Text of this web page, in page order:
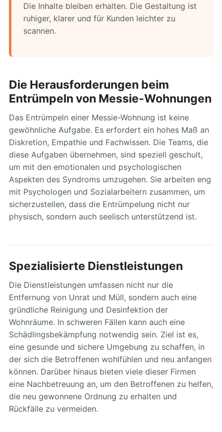
Die Inhalte bleiben erhalten. Die Gestaltung ist
ruhiger, klarer und für Kunden leichter zu
scannen.
Die Herausforderungen beim
Entrümpeln von Messie-Wohnungen
Das Entrümpeln einer Messie-Wohnung ist keine
gewöhnliche Aufgabe. Es erfordert ein hohes Maß an
Diskretion, Empathie und Fachwissen. Die Teams, die
diese Aufgaben übernehmen, sind speziell geschult,
um mit den emotionalen und psychologischen
Aspekten des Syndroms umzugehen. Sie arbeiten eng
mit Psychologen und Sozialarbeitern zusammen, um
sicherzustellen, dass die Entrümpelung nicht nur
physisch, sondern auch seelisch unterstützend ist.
Spezialisierte Dienstleistungen
Die Dienstleistungen umfassen nicht nur die
Entfernung von Unrat und Müll, sondern auch eine
gründliche Reinigung und Desinfektion der
Wohnräume. In schweren Fällen kann auch eine
Schädlingsbekämpfung notwendig sein. Ziel ist es,
eine gesunde und sichere Umgebung zu schaffen, in
der sich die Betroffenen wohlfühlen und neu anfangen
können. Darüber hinaus bieten viele dieser Firmen
eine Nachbetreuung an, um den Betroffenen zu helfen,
die neu gewonnene Ordnung zu erhalten und
Rückfälle zu vermeiden.